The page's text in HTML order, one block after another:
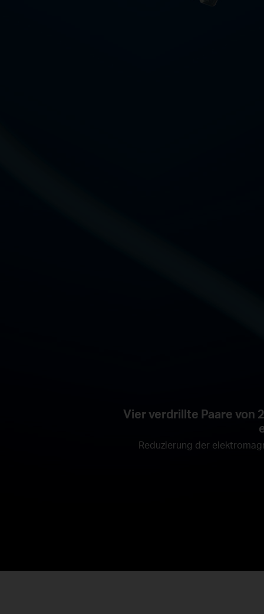
Vier verdrillte Paare von
Reduzierung der